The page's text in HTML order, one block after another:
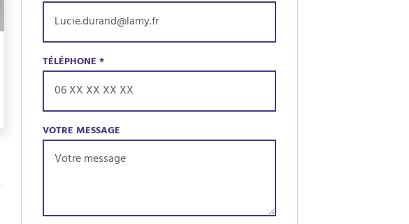
TÉLÉPHONE*
VOTRE MESSAGE